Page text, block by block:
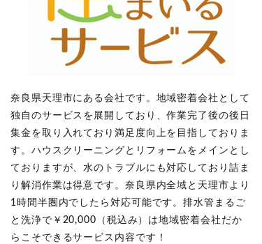
奈良県天理市にある会社です。地域密着会社として
独自のサービスを展開しており、作業完了後の後日
集金を取り入れており満足度向上を目指しておりま
す。ハウスクリーニングとリフォームをメインとし
ておりますが、水のトラブルにも対応しており詰ま
り解消作業は得意です。奈良県内全域と天理市より
1時間半圏内でしたら対応可能です。排水管まるご
と洗浄で￥20,000（税込み）は地域密着会社だか
らこそできるサービス内容です！